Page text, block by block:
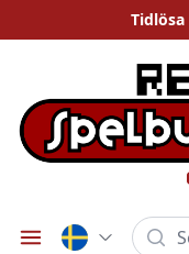
Tidlösa
Öppna meny
Sök